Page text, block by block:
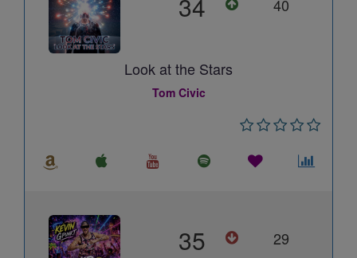
40
Look at the Stars
Tom Civic
35 29